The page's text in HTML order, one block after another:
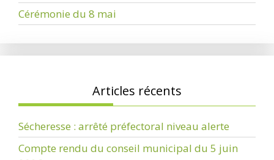
Cérémonie du 8 mai
Articles récents
Sécheresse : arrêté préfectoral niveau alerte
Compte rendu du conseil municipal du 5 juin